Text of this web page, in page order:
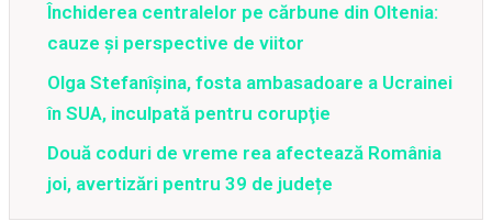
Închiderea centralelor pe cărbune din Oltenia:
cauze și perspective de viitor
Olga Stefanîşina, fosta ambasadoare a Ucrainei
în SUA, inculpată pentru corupţie
Două coduri de vreme rea afectează România
joi, avertizări pentru 39 de județe